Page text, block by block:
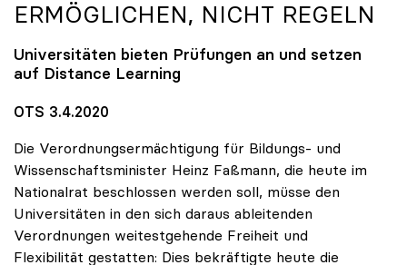
ERMÖGLICHEN, NICHT REGELN
Universitäten bieten Prüfungen an und setzen
auf Distance Learning
OTS 3.4.2020
Die Verordnungsermächtigung für Bildungs- und
Wissenschaftsminister Heinz Faßmann, die heute im
Nationalrat beschlossen werden soll, müsse den
Universitäten in den sich daraus ableitenden
Verordnungen weitestgehende Freiheit und
Flexibilität gestatten: Dies bekräftigte heute die